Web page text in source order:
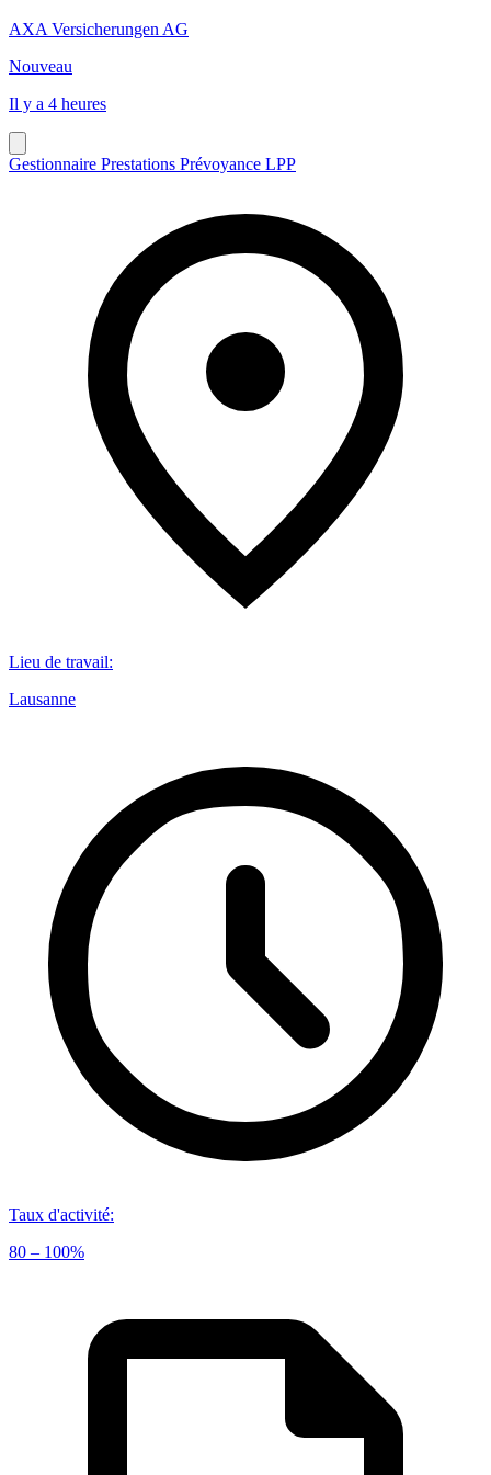
AXA Versicherungen AG
Nouveau
Il y a 4 heures
Gestionnaire Prestations Prévoyance LPP
Lieu de travail:
Lausanne
Taux d'activité:
80 – 100%